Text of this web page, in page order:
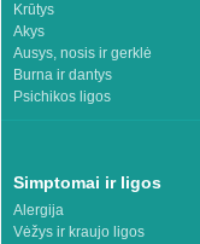
Krūtys
Akys
Ausys, nosis ir gerklė
Burna ir dantys
Psichikos ligos
Simptomai ir ligos
Alergija
Vėžys ir kraujo ligos